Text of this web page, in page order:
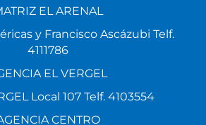
EL ARENAL
y Francisco Ascázubi Telf.
4111786
EL VERGEL
Local 107 Telf. 4103554
CENTRO